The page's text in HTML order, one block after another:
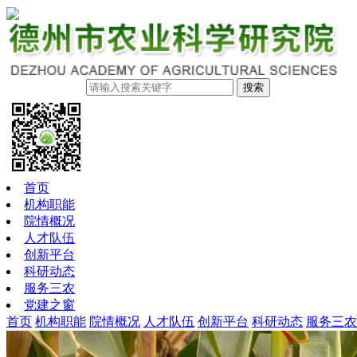
搜索
首页
机构职能
院情概况
人才队伍
创新平台
科研动态
服务三农
党建之窗
首页 机构职能 院情概况 人才队伍 创新平台 科研动态 服务三农